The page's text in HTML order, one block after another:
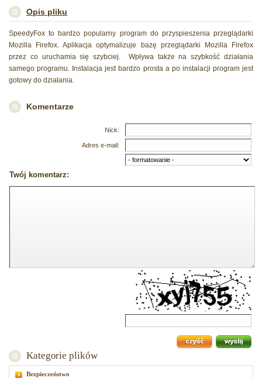
Opis pliku
SpeedyFox to bardzo popularny program do przyspieszenia przeglądarki
Mozilla Firefox. Aplikacja optymalizuje bazę przeglądarki Mozilla Firefox
przez co uruchamia się szybciej. Wpływa także na szybkość działania
samego programu. Instalacja jest bardzo prosta a po instalacji program jest
gotowy do działania.
Komentarze
Nick:
Adres e-mail:
Twój komentarz:
Kategorie plików
Bezpieczeństwo